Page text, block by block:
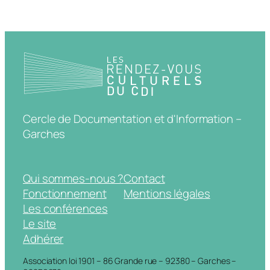
Cercle de Documentation et d'Information –
Garches
Qui sommes-nous ?
Fonctionnement
Les conférences
Le site
Adhérer
Contact
Mentions légales
Association loi 1901 – 86 Grande rue – 92380 – Garches –